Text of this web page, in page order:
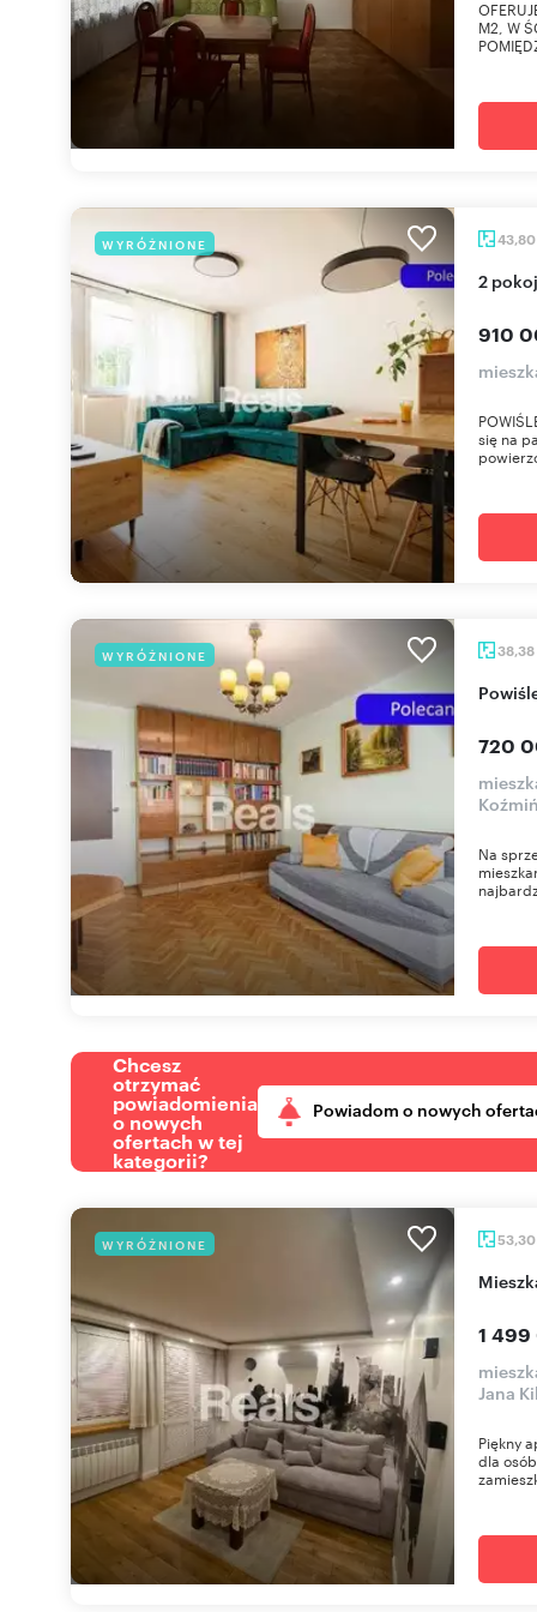
M2, W
WYRÓŻNIONE 43,80
2
910
się na
WYRÓŻNIONE 38,38
720
Na
Chcesz
otrzymać
powiadomienia
o nowych
ofertach w tej
kategorii?
Powiadom o nowych
WYRÓŻNIONE 53,30
1 499
Jana
Piękny
dla